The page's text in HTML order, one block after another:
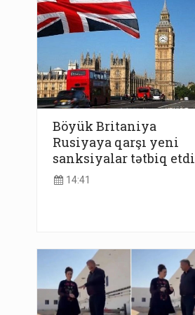
Böyük Britaniya
Rusiyaya qarşı yeni
sanksiyalar tətbiq etdi
14:41